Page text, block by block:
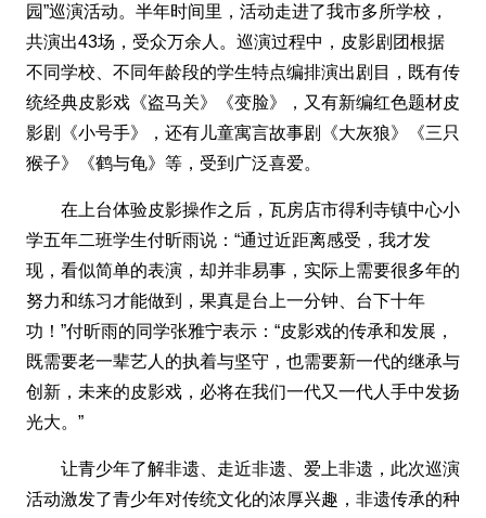
园”巡演活动。半年时间里，活动走进了我市多所学校，
共演出43场，受众万余人。巡演过程中，皮影剧团根据
不同学校、不同年龄段的学生特点编排演出剧目，既有传
统经典皮影戏《盗马关》《变脸》，又有新编红色题材皮
影剧《小号手》，还有儿童寓言故事剧《大灰狼》《三只
猴子》《鹤与龟》等，受到广泛喜爱。
在上台体验皮影操作之后，瓦房店市得利寺镇中心小
学五年二班学生付昕雨说：“通过近距离感受，我才发
现，看似简单的表演，却并非易事，实际上需要很多年的
努力和练习才能做到，果真是台上一分钟、台下十年
功！”付昕雨的同学张雅宁表示：“皮影戏的传承和发展，
既需要老一辈艺人的执着与坚守，也需要新一代的继承与
创新，未来的皮影戏，必将在我们一代又一代人手中发扬
光大。”
让青少年了解非遗、走近非遗、爱上非遗，此次巡演
活动激发了青少年对传统文化的浓厚兴趣，非遗传承的种